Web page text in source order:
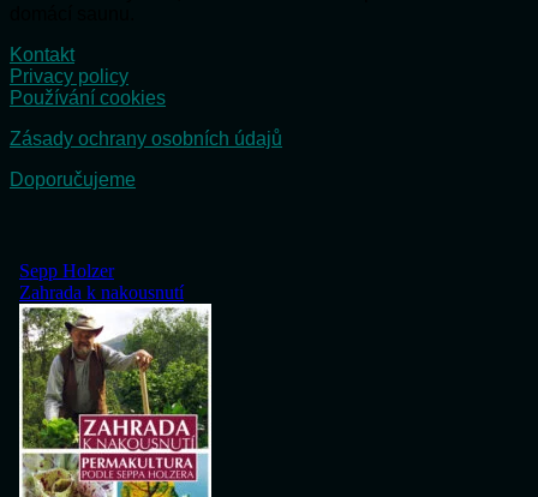
Kontakt
Privacy policy
Používání cookies
Zásady ochrany osobních údajů
Doporučujeme